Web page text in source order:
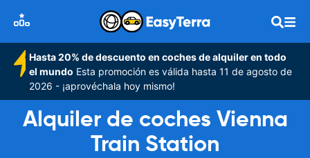
Hasta 20% de descuento en coches de alquiler en todo
el mundo Esta promoción es válida hasta 11 de agosto de
2026 - ¡aprovéchala hoy mismo!
Alquiler de coches Vienna
Train Station